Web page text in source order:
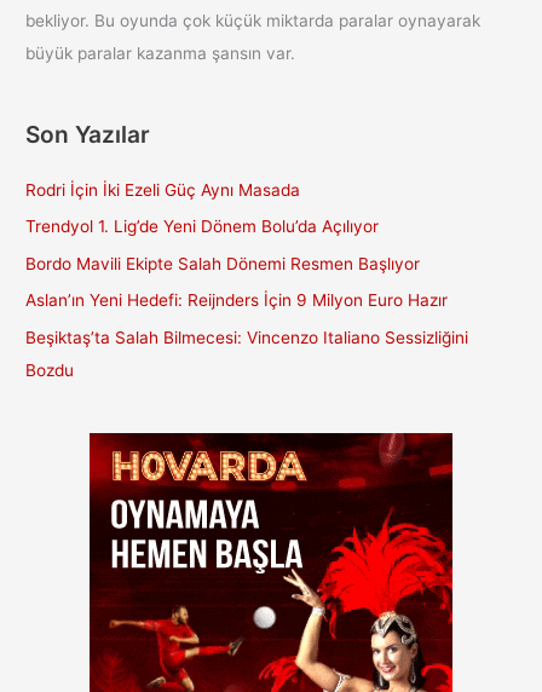
bekliyor. Bu oyunda çok küçük miktarda paralar oynayarak
büyük paralar kazanma şansın var.
Son Yazılar
Rodri İçin İki Ezeli Güç Aynı Masada
Trendyol 1. Lig’de Yeni Dönem Bolu’da Açılıyor
Bordo Mavili Ekipte Salah Dönemi Resmen Başlıyor
Aslan’ın Yeni Hedefi: Reijnders İçin 9 Milyon Euro Hazır
Beşiktaş’ta Salah Bilmecesi: Vincenzo Italiano Sessizliğini
Bozdu